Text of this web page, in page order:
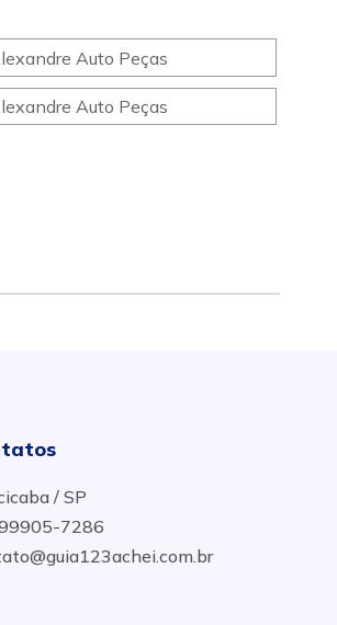
Autopeças e Acessórios
/ SP
7286